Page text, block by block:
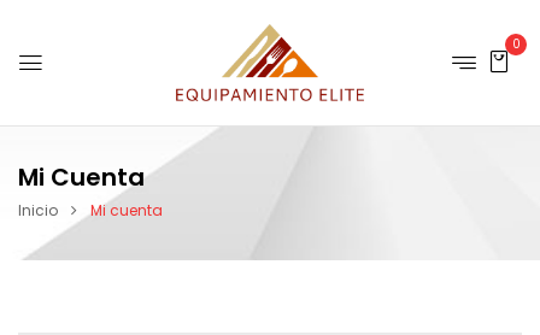
0
Mi Cuenta
Inicio Mi cuenta